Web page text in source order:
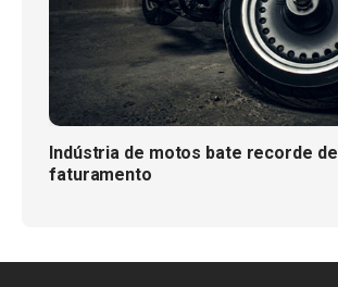
Indústria de motos bate recorde de
faturamento